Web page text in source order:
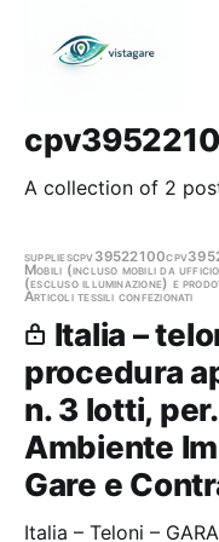
A collection of 2
suppliescpv39522100
Mobili (incluso mobili da
(escluso illuminazione) e
Articoli tessili confezionati
Italia –
procedura
n. 3 lotti,
Ambiente
Gare e
Italia – Teloni –